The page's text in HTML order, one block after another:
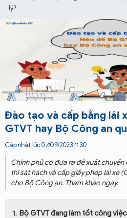
lý?
Đào tạo và cấp bằng lái
GTVT hay Bộ Công an
Cập nhật lúc 07/09/2023 11:30
Chính phủ có đưa ra đề xuất
thi sát hạch và cấp giấy phép lái xe
cho Bộ Công an. Tham khảo ngay.
Bộ GTVT đang làm tốt công